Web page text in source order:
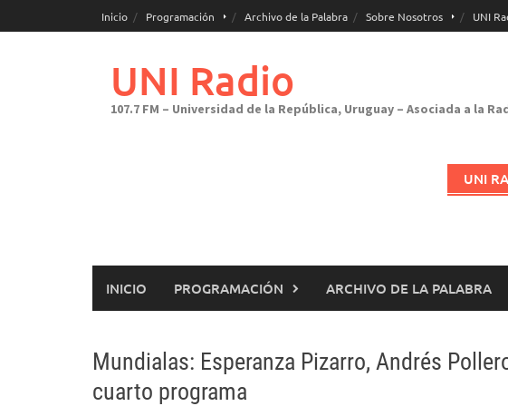
al
Inicio Programación Archivo de la Palabra Sobre Nosotros UNI
UNI Radio
107.7 FM – Universidad de la República, Uruguay – Asociada a la
UNI
INICIO PROGRAMACIÓN ARCHIVO DE LA PALABRA
Mundialas: Esperanza Pizarro, Andrés
cuarto programa